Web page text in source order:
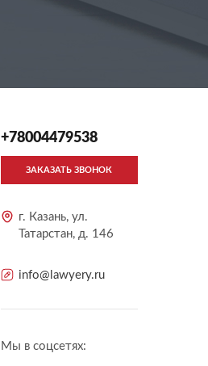
+78004479538
ЗАКАЗАТЬ ЗВОНОК
г. Казань, ул.
Татарстан, д. 146
info@lawyery.ru
Мы в соцсетях: